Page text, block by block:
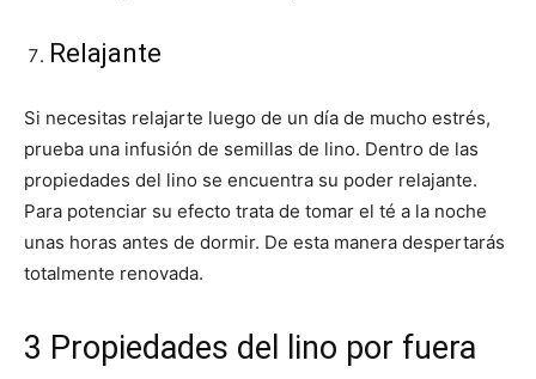
Relajante
Si necesitas relajarte luego de un día de mucho estrés,
prueba una infusión de semillas de lino. Dentro de las
propiedades del lino se encuentra su poder relajante.
Para potenciar su efecto trata de tomar el té a la noche
unas horas antes de dormir. De esta manera despertarás
totalmente renovada.
3 Propiedades del lino por fuera